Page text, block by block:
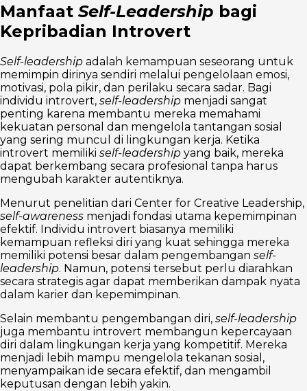
Manfaat Self-Leadership bagi
Kepribadian Introvert
Self-leadership adalah kemampuan seseorang untuk
memimpin dirinya sendiri melalui pengelolaan emosi,
motivasi, pola pikir, dan perilaku secara sadar. Bagi
individu introvert, self-leadership menjadi sangat
penting karena membantu mereka memahami
kekuatan personal dan mengelola tantangan sosial
yang sering muncul di lingkungan kerja. Ketika
introvert memiliki self-leadership yang baik, mereka
dapat berkembang secara profesional tanpa harus
mengubah karakter autentiknya.
Menurut penelitian dari Center for Creative Leadership,
self-awareness menjadi fondasi utama kepemimpinan
efektif. Individu introvert biasanya memiliki
kemampuan refleksi diri yang kuat sehingga mereka
memiliki potensi besar dalam pengembangan self-
leadership. Namun, potensi tersebut perlu diarahkan
secara strategis agar dapat memberikan dampak nyata
dalam karier dan kepemimpinan.
Selain membantu pengembangan diri, self-leadership
juga membantu introvert membangun kepercayaan
diri dalam lingkungan kerja yang kompetitif. Mereka
menjadi lebih mampu mengelola tekanan sosial,
menyampaikan ide secara efektif, dan mengambil
keputusan dengan lebih yakin.